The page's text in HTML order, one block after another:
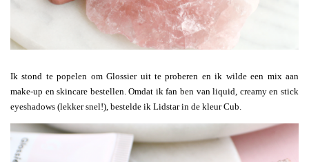
Ik stond te popelen om Glossier uit te proberen en ik wilde een mix aan
make-up en skincare bestellen. Omdat ik fan ben van liquid, creamy en stick
eyeshadows (lekker snel!), bestelde ik Lidstar in de kleur Cub.